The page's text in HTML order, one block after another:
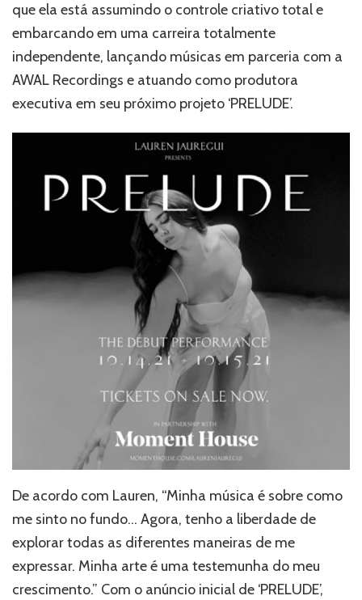
que ela está assumindo o controle criativo total e
embarcando em uma carreira totalmente
independente, lançando músicas em parceria com a
AWAL Recordings e atuando como produtora
executiva em seu próximo projeto ‘PRELUDE’.
De acordo com Lauren, “Minha música é sobre como
me sinto no fundo… Agora, tenho a liberdade de
explorar todas as diferentes maneiras de me
expressar. Minha arte é uma testemunha do meu
crescimento.” Com o anúncio inicial de ‘PRELUDE’,